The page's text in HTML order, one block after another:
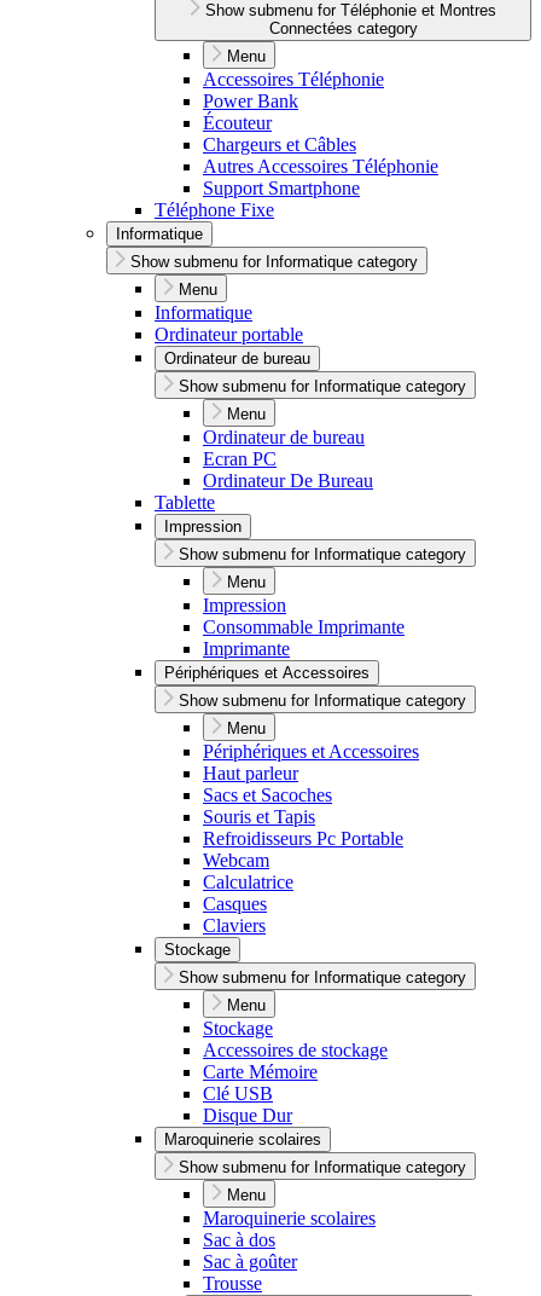
Show submenu for Téléphonie et Montres
Connectées category
Menu
Accessoires Téléphonie
Power Bank
Écouteur
Chargeurs et Câbles
Autres Accessoires Téléphonie
Support Smartphone
Téléphone Fixe
Informatique
Show submenu for Informatique category
Menu
Informatique
Ordinateur portable
Ordinateur de bureau
Show submenu for Informatique category
Menu
Ordinateur de bureau
Ecran PC
Ordinateur De Bureau
Tablette
Impression
Show submenu for Informatique category
Menu
Impression
Consommable Imprimante
Imprimante
Périphériques et Accessoires
Show submenu for Informatique category
Menu
Périphériques et Accessoires
Haut parleur
Sacs et Sacoches
Souris et Tapis
Refroidisseurs Pc Portable
Webcam
Calculatrice
Casques
Claviers
Stockage
Show submenu for Informatique category
Menu
Stockage
Accessoires de stockage
Carte Mémoire
Clé USB
Disque Dur
Maroquinerie scolaires
Show submenu for Informatique category
Menu
Maroquinerie scolaires
Sac à dos
Sac à goûter
Trousse